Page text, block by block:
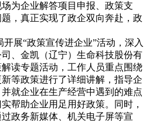
为企业解答项目申报、政策支
，真正实现了政企双向奔赴，政
开展“政策宣传进企业”活动，深入
、金凯（辽宁）生命科技股份有
读专题活动，工作人员重点围绕
等政策进行了详细讲解，指导企
就企业在生产经营中遇到的难点
帮助企业用足用好政策。同时，
政务新媒体、机关电子屏等宣